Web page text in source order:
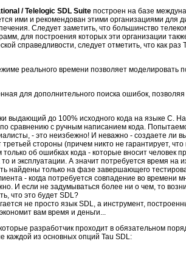
/ Telelogic SDL Suite построен на базе
ими и рекомендован этими организациями
Следует заметить, что большинство
для построения которых эти организации
справедливости, следует отметить, что как
реального времени позволяет
для дополнительного поиска ошибок,
выдающий до 100% исходного кода на языке С.
сравнению с ручным написанием кода.
- это неизбежно! И неважно - создаете ли
стороны (причем никто не гарантирует,
об ошибках кода - которые вносит
и эксплуатации. А значит потребуется время
найдены только на фазе завершающего
- когда потребуется совпадение во времени
И если не задумываться более ни о чем, то
что это будет SDL?
не просто язык SDL, а инструмент,
вам время и деньги...
разработчик проходит в обязательном
каждой из основных опций Tau SDL: